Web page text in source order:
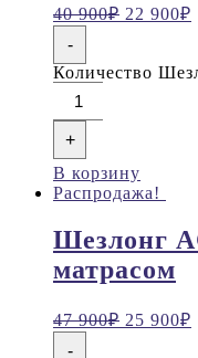
40 900₽ 22 900₽
-
Количество
+
В корзину
Распродажа!
Шезлонг
матрасом
47 900₽ 25 900₽
-